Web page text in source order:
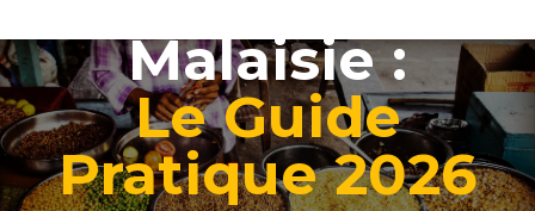
Malaisie :
Le Guide
Pratique 2026